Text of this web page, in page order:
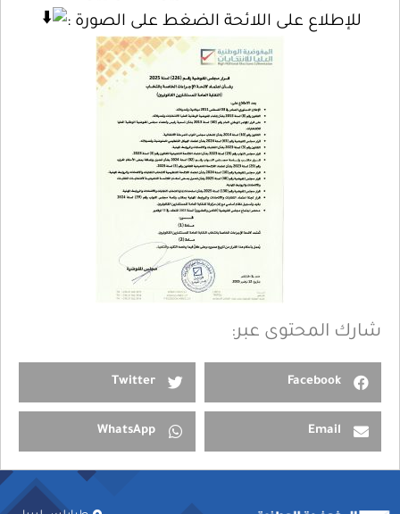
للإطلاع على اللائحة الضغط على الصورة :
شارك المحتوى عبر:
Facebook
Twitter
Email
WhatsApp